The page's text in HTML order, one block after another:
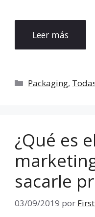
Leer más
Categorías
Packaging,
¿Qué es
sacarle
03/09/2019 por